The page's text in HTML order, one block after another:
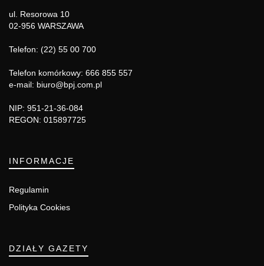
ul. Resorowa 10
02-956 WARSZAWA
Telefon: (22) 55 00 700
Telefon komórkowy: 666 855 557
e-mail: biuro@bpj.com.pl
NIP: 951-21-36-084
REGON: 015897725
INFORMACJE
Regulamin
Polityka Cookies
DZIAŁY GAZETY